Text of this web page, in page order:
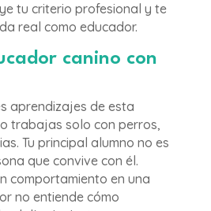
tu criterio profesional y te
real como educador.
canino con
aprendizajes de esta
trabajas solo con perros,
Tu principal alumno no es
que convive con él.
comportamiento en una
no entiende cómo